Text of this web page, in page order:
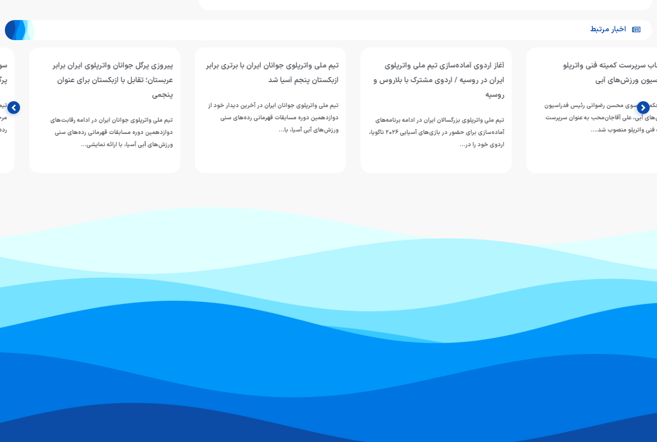
اخبار مرتبط
آغاز اردوی آماده‌سازی تیم ملی واترپلوی
ایران در روسیه / اردوی مشترک با بلاروس و
تیم ملی واترپلوی بزرگسالان ایران در ادامه برنامه‌های
تیم ملی واترپلوی جوانان ایران با برتری برابر
ازبکستان پنجم آسیا شد
دوازدهمین دوره مسابقات قهرمانی رده‌های سنی
ورزش‌های آبی آسیا، با…
پیروزی پرگل جوانان واترپلوی ایران برابر
عربستان؛ تقابل با ازبکستان برای عنوان
تیم ملی واترپلوی جوانان ایران در ادامه رقابت‌های
دوازدهمین دوره مسابقات قهرمانی رده‌های سنی
سومین برد جوانان واترپلوی ایران با شکست
پرگل سریلانکا/ نوبت به قزاقستان رسید
تیم ملی واترپلوی جوانان ایران در چهارمین دیدار خود از
مرحله گروهی دوازدهمین دوره مسابقات قهرمانی
رده‌های سنی ورزش‌های آبی…